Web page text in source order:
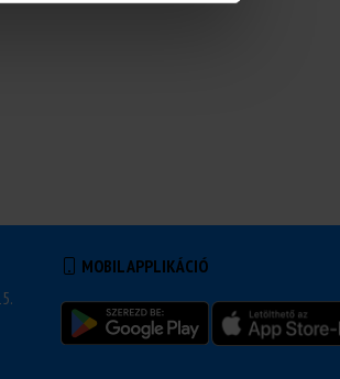
MOBIL APPLIKÁCIÓ